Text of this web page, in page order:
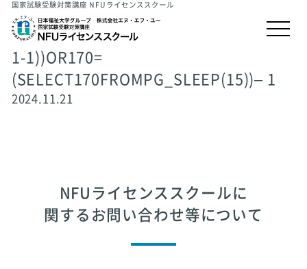
国家試験受験対策講座 NFUライセンススクール
1-1))OR170=
(SELECT170FROMPG_SLEEP(15))– 1
2024.11.21
NFUライセンススクールに
関するお問い合わせ等について